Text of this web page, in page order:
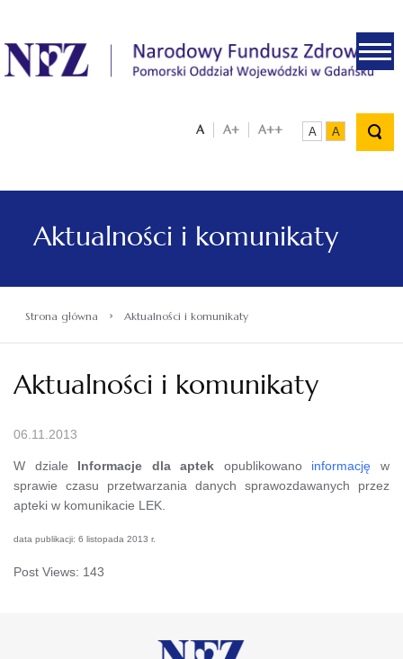
.
A A+ A++ A A
Aktualności i komunikaty
Strona główna › Aktualności i komunikaty
Aktualności i komunikaty
06.11.2013
W dziale Informacje dla aptek opublikowano informację w
sprawie czasu przetwarzania danych sprawozdawanych przez
apteki w komunikacie LEK.
data publikacji: 6 listopada 2013 r.
Post Views: 143